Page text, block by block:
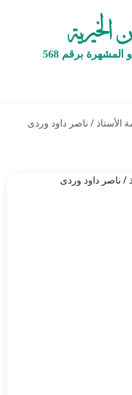
الخيرية
الأستاذ / ناصر داود وردى